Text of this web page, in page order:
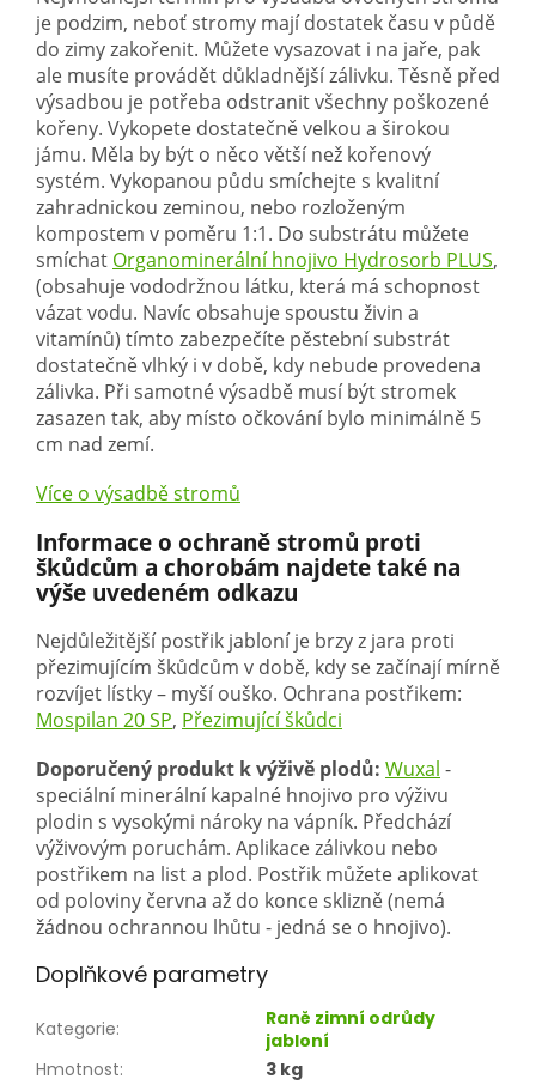
je podzim, neboť stromy mají dostatek času v půdě
do zimy zakořenit. Můžete vysazovat i na jaře, pak
ale musíte provádět důkladnější zálivku. Těsně před
výsadbou je potřeba odstranit všechny poškozené
kořeny. Vykopete dostatečně velkou a širokou
jámu. Měla by být o něco větší než kořenový
systém. Vykopanou půdu smíchejte s kvalitní
zahradnickou zeminou, nebo rozloženým
kompostem v poměru 1:1. Do substrátu můžete
smíchat Organominerální hnojivo Hydrosorb PLUS,
(obsahuje vododržnou látku, která má schopnost
vázat vodu. Navíc obsahuje spoustu živin a
vitamínů) tímto zabezpečíte pěstební substrát
dostatečně vlhký i v době, kdy nebude provedena
zálivka. Při samotné výsadbě musí být stromek
zasazen tak, aby místo očkování bylo minimálně 5
cm nad zemí.
Více o výsadbě stromů
Informace o ochraně stromů proti
škůdcům a chorobám najdete také na
výše uvedeném odkazu
Nejdůležitější postřik jabloní je brzy z jara proti
přezimujícím škůdcům v době, kdy se začínají mírně
rozvíjet lístky – myší ouško. Ochrana postřikem:
Mospilan 20 SP, Přezimující škůdci
Doporučený produkt k výživě plodů: Wuxal -
speciální minerální kapalné hnojivo pro výživu
plodin s vysokými nároky na vápník. Předchází
výživovým poruchám. Aplikace zálivkou nebo
postřikem na list a plod. Postřik můžete aplikovat
od poloviny června až do konce sklizně (nemá
žádnou ochrannou lhůtu - jedná se o hnojivo).
Doplňkové parametry
Kategorie:
Raně zimní odrůdy
jabloní
Hmotnost:
3 kg